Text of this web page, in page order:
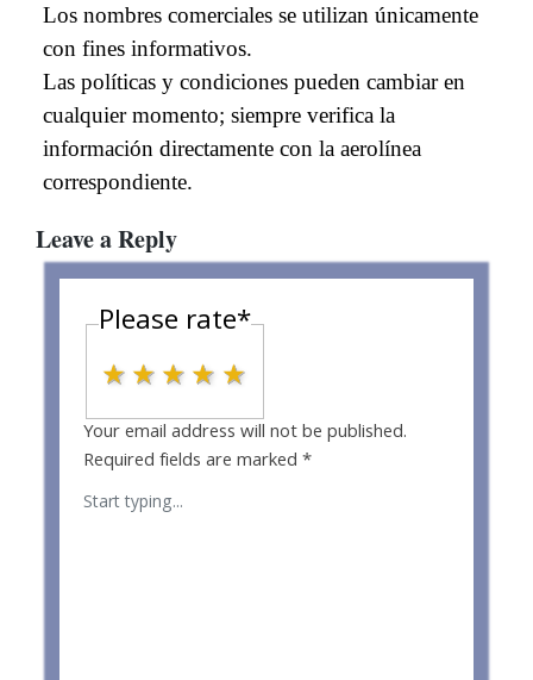
Los nombres comerciales se utilizan únicamente
con fines informativos.
Las políticas y condiciones pueden cambiar en
cualquier momento; siempre verifica la
información directamente con la aerolínea
correspondiente.
Leave a Reply
Please rate*
4 stars
3 stars
2 stars
1 star
Your email address will not be published.
Required fields are marked*